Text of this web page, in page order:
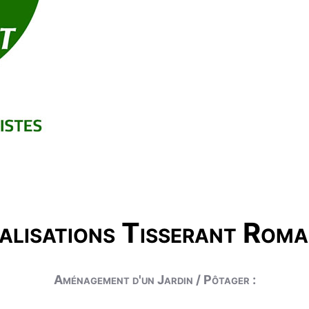
Tisserant
Aménagement d'un Jardin / Pôtager :